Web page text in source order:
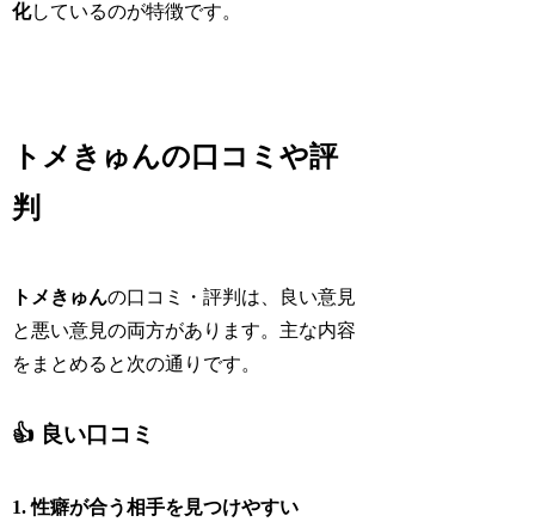
化しているのが特徴です。
トメきゅんの口コミや評
判
トメきゅんの口コミ・評判は、良い意見
と悪い意見の両方があります。主な内容
をまとめると次の通りです。
👍 良い口コミ
1. 性癖が合う相手を見つけやすい